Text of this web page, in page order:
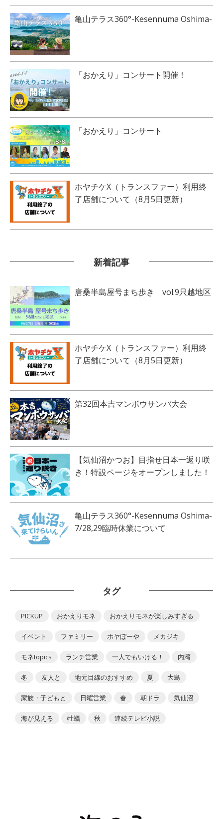
亀山テラス360°-Kesennuma Oshima-
「おかえり」コンサート開催！
「おかえり」コンサート
ホヤチケX（トランスファー）利用終
了店舗について（8月5日更新）
新着記事
唐桑半島屋号まち歩き vol.9只越地区
ホヤチケX（トランスファー）利用終
了店舗について（8月5日更新）
第32回本吉マンボウサンバ大会
【気仙沼かつお】目指せ日本一返り咲
き！特設ページをオープンしました！
亀山テラス360°-Kesennuma Oshima-
7/28,29臨時休業について
タグ
PICKUP おかえりモネ おかえりモネが楽しみすぎる
イベント ファミリー ホヤぼーや メカジキ
モネtopics ランチ営業 一人でもいける！ 内湾
冬 友人と 地元目線のおすすめ 夏 大島
家族・子どもと 日曜営業 春 朝ドラ 気仙沼
海が見える 牡蠣 秋 連続テレビ小説